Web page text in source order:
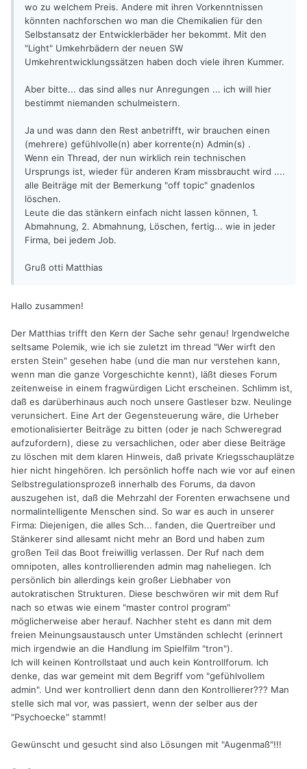
wo zu welchem Preis. Andere mit ihren Vorkenntnissen
könnten nachforschen wo man die Chemikalien für den
Selbstansatz der Entwicklerbäder her bekommt. Mit den
"Light" Umkehrbädern der neuen SW
Umkehrentwicklungssätzen haben doch viele ihren Kummer.
Aber bitte... das sind alles nur Anregungen ... ich will hier
bestimmt niemanden schulmeistern.
Ja und was dann den Rest anbetrifft, wir brauchen einen
(mehrere) gefühlvolle(n) aber korrente(n) Admin(s) .
Wenn ein Thread, der nun wirklich rein technischen
Ursprungs ist, wieder für anderen Kram missbraucht wird ....
alle Beiträge mit der Bemerkung "off topic" gnadenlos
löschen.
Leute die das stänkern einfach nicht lassen können, 1.
Abmahnung, 2. Abmahnung, Löschen, fertig... wie in jeder
Firma, bei jedem Job.
Gruß otti Matthias
Hallo zusammen!
Der Matthias trifft den Kern der Sache sehr genau! Irgendwelche
seltsame Polemik, wie ich sie zuletzt im thread "Wer wirft den
ersten Stein" gesehen habe (und die man nur verstehen kann,
wenn man die ganze Vorgeschichte kennt), läßt dieses Forum
zeitenweise in einem fragwürdigen Licht erscheinen. Schlimm ist,
daß es darüberhinaus auch noch unsere Gastleser bzw. Neulinge
verunsichert. Eine Art der Gegensteuerung wäre, die Urheber
emotionalisierter Beiträge zu bitten (oder je nach Schweregrad
aufzufordern), diese zu versachlichen, oder aber diese Beiträge
zu löschen mit dem klaren Hinweis, daß private Kriegsschauplätze
hier nicht hingehören. Ich persönlich hoffe nach wie vor auf einen
Selbstregulationsprozeß innerhalb des Forums, da davon
auszugehen ist, daß die Mehrzahl der Forenten erwachsene und
normalintelligente Menschen sind. So war es auch in unserer
Firma: Diejenigen, die alles Sch... fanden, die Quertreiber und
Stänkerer sind allesamt nicht mehr an Bord und haben zum
großen Teil das Boot freiwillig verlassen. Der Ruf nach dem
omnipoten, alles kontrollierenden admin mag naheliegen. Ich
persönlich bin allerdings kein großer Liebhaber von
autokratischen Strukturen. Diese beschwören wir mit dem Ruf
nach so etwas wie einem "master control program"
möglicherweise aber herauf. Nachher steht es dann mit dem
freien Meinungsaustausch unter Umständen schlecht (erinnert
mich irgendwie an die Handlung im Spielfilm "tron").
Ich will keinen Kontrollstaat und auch kein Kontrollforum. Ich
denke, das war gemeint mit dem Begriff vom "gefühlvollem
admin". Und wer kontrolliert denn dann den Kontrollierer??? Man
stelle sich mal vor, was passiert, wenn der selber aus der
"Psychoecke" stammt!
Gewünscht und gesucht sind also Lösungen mit "Augenmaß"!!!